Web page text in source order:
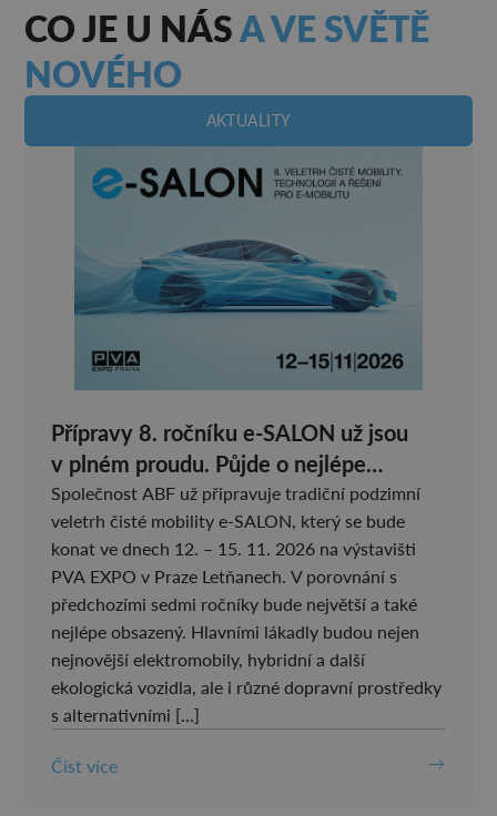
CO JE U NÁSA VE SVĚTĚ
NOVÉHO
AKTUALITY
Přípravy 8. ročníku e-SALON už jsou
v plném proudu. Půjde o nejlépe
obsazený veletrh čisté mobility v
historii
Společnost ABF už připravuje tradiční podzimní
veletrh čisté mobility e-SALON, který se bude
konat ve dnech 12. – 15. 11. 2026 na výstavišti
PVA EXPO v Praze Letňanech. V porovnání s
předchozími sedmi ročníky bude největší a také
nejlépe obsazený. Hlavními lákadly budou nejen
nejnovější elektromobily, hybridní a další
ekologická vozidla, ale i různé dopravní prostředky
s alternativními […]
Číst více